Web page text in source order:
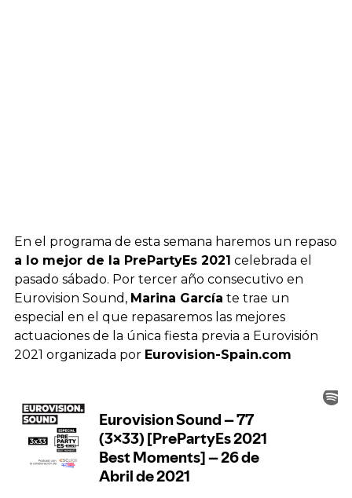
En el programa de esta semana haremos un repaso
a lo mejor de la PrePartyEs 2021 celebrada el
pasado sábado. Por tercer año consecutivo en
Eurovision Sound, Marina García te trae un
especial en el que repasaremos las mejores
actuaciones de la única fiesta previa a Eurovisión
2021 organizada por Eurovision-Spain.com